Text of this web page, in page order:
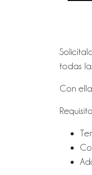
todas
Con